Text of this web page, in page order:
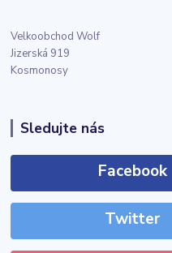
Velkoobchod Wolf
Jizerská 919
Kosmonosy
Sledujte nás
Facebook
Twitter